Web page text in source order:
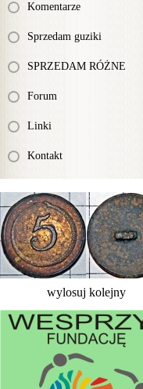
Komentarze
Sprzedam guziki
SPRZEDAM RÓŻNE
Forum
Linki
Kontakt
wylosuj kolejny